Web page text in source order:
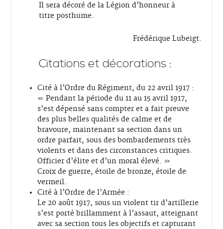
Il sera décoré de la Légion d’honneur à
titre posthume.
Frédérique Lubeigt.
Citations et décorations :
Cité à l’Ordre du Régiment, du 22 avril 1917 :
« Pendant la période du 11 au 15 avril 1917,
s’est dépensé sans compter et a fait preuve
des plus belles qualités de calme et de
bravoure, maintenant sa section dans un
ordre parfait, sous des bombardements très
violents et dans des circonstances critiques.
Officier d’élite et d’un moral élevé. »
Croix de guerre, étoile de bronze, étoile de
vermeil.
Cité à l’Ordre de l’Armée :
Le 20 août 1917, sous un violent tir d’artillerie
s’est porté brillamment à l’assaut, atteignant
avec sa section tous les objectifs et capturant